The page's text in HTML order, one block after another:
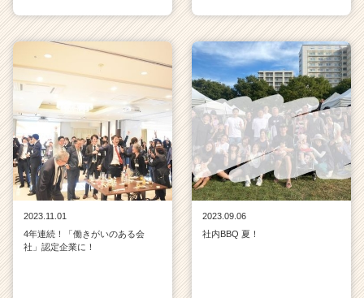
2023.11.01
4年連続！「働きがいのある会
社」認定企業に！
2023.09.06
社内BBQ 夏！